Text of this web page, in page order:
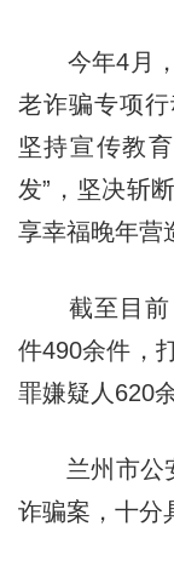
今年4月，
老诈骗专项
坚持宣传教
发”，坚决斩
享幸福晚年营
截至目前
件490余件，
罪嫌疑人620
兰州市公安
诈骗案，十分